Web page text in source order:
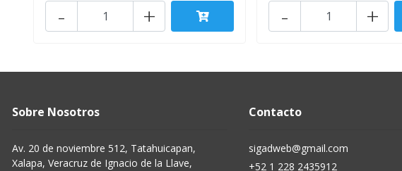
+
- +
-
Sobre Nosotros
Av. 20 de noviembre 512, Tatahuicapan,
Xalapa, Veracruz de Ignacio de la Llave,
Contacto
sigadweb@gmail.com
+52 1 228 2435912